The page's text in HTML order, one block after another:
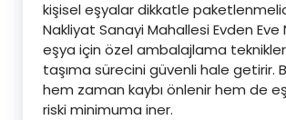
kişisel eşyalar dikkatle
Nakliyat Sanayi Mahallesi Evden Eve
eşya için özel ambalajlama
taşıma sürecini güvenli hale getirir.
hem zaman kaybı önlenir hem de
riski minimuma iner.